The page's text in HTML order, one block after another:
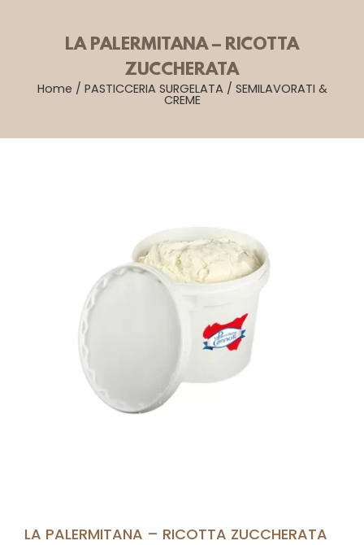
LA PALERMITANA – RICOTTA
ZUCCHERATA
Home / PASTICCERIA SURGELATA / SEMILAVORATI &
CREME
LA PALERMITANA – RICOTTA ZUCCHERATA